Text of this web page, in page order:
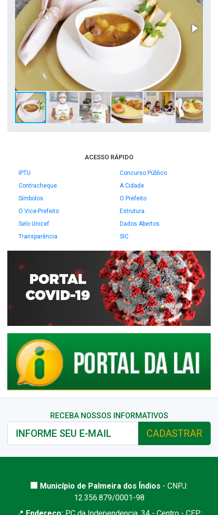
ACESSO RÁPIDO
IPTU
Concurso Público
Contracheque
A Cidade
Símbolos
O Prefeito
O Vice-Prefeito
Estrutura
Selo Unicef
Dados Abertos
Transparência
SIC
RECEBA NOSSOS INFORMATIVOS
CADASTRAR
🏢 Município de Palmeira dos Índios - CNPJ:
12.356.879/0001-98